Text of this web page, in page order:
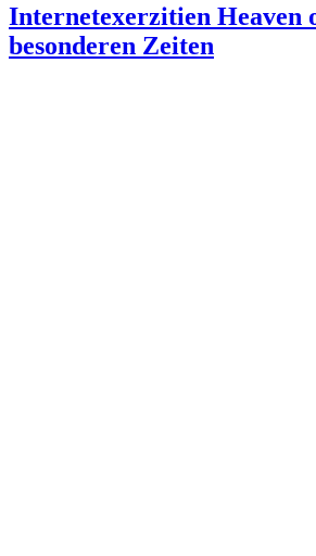
Internetexerzitien Heaven
besonderen Zeiten